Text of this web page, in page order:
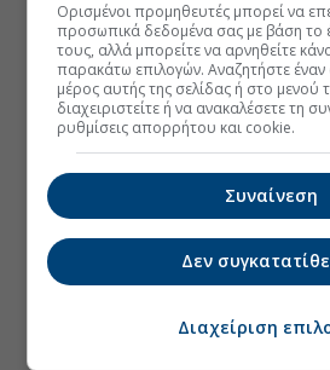
Ορισμένοι προμηθευτές μπορεί να
προσωπικά δεδομένα σας με βάση το
τους, αλλά μπορείτε να αρνηθείτε
παρακάτω επιλογών. Αναζητήστε
μέρος αυτής της σελίδας ή στο μενού
διαχειριστείτε ή να ανακαλέσετε τη
ρυθμίσεις απορρήτου και cookie.
Συναίνεση
Δεν
Διαχείριση